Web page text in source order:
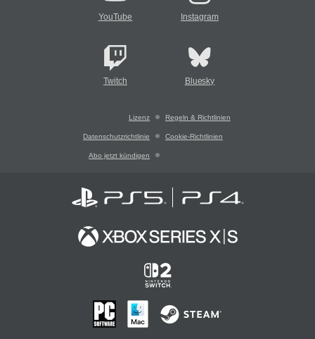
YouTube Instagram
Twitch Bluesky
Lizenz Regeln & Richtlinien
Datenschutzrichtlinie Cookie-Richtlinien
Abo jetzt kündigen